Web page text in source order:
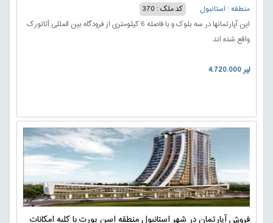
منطقه : استانبول
کد ملک : 370
این آپارتمانها در سه بلوک و با فاصله 6 کیلومتری از فرودگاه بین المللی آتاتورک
واقع شده اند.
4.720.000 لیر